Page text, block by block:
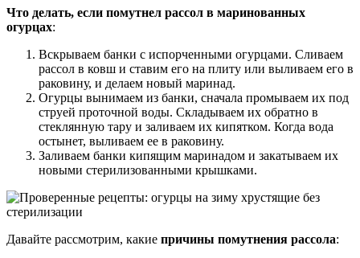
Что делать, если помутнел рассол в маринованных
огурцах:
Вскрываем банки с испорченными огурцами. Сливаем
рассол в ковш и ставим его на плиту или выливаем его в
раковину, и делаем новый маринад.
Огурцы вынимаем из банки, сначала промываем их под
струей проточной воды. Складываем их обратно в
стеклянную тару и заливаем их кипятком. Когда вода
остынет, выливаем ее в раковину.
Заливаем банки кипящим маринадом и закатываем их
новыми стерилизованными крышками.
Давайте рассмотрим, какие причины помутнения рассола: